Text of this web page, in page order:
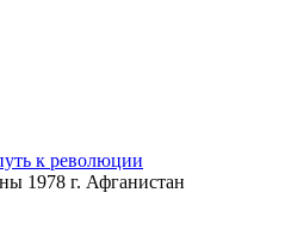
к революции
1978 г. Афганистан